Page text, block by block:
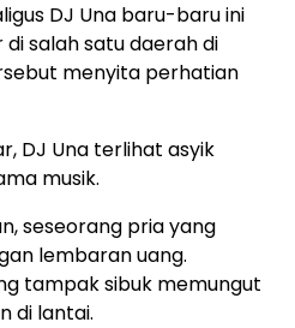
DJ Una baru-baru ini
di salah satu daerah di
menyita perhatian
DJ Una terlihat asyik
musik.
seseorang pria yang
lembaran uang.
tampak sibuk memungut
di lantai.